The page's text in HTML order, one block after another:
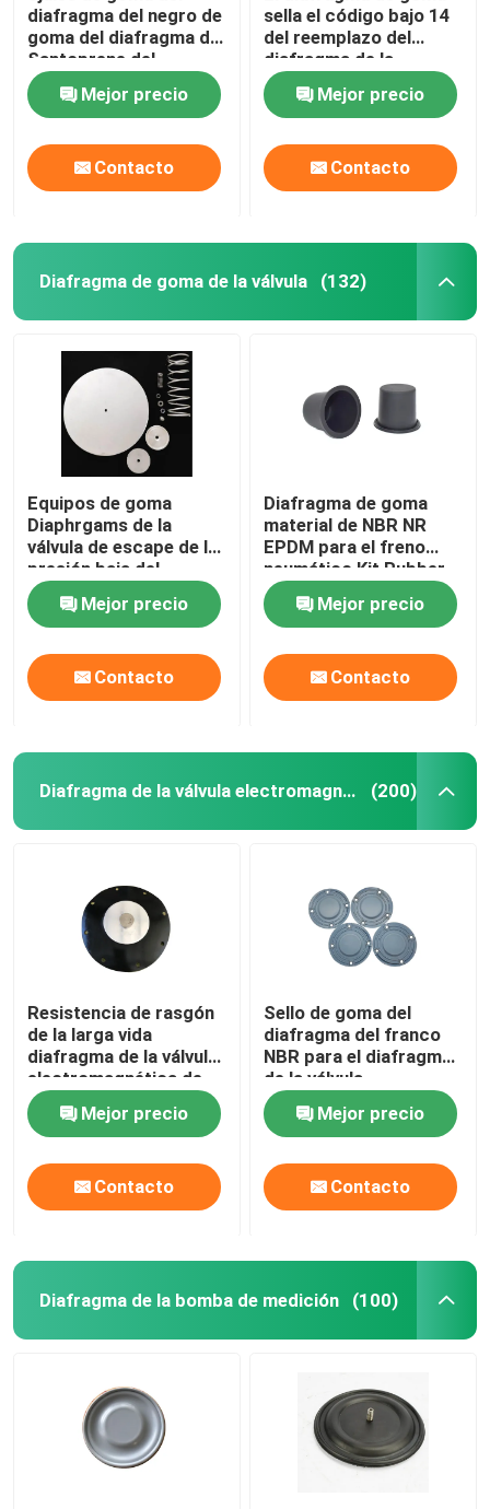
Válvula de pulso industrial
diafragma del negro de
goma del diafragma de
Santoprene del
diafragma de 0.5-inch
01101058 WILDEN
Mejor precio
Contacto
sella el código bajo 14
del reemplazo del
diafragma de la
permeabilidad de gas
EPDM Mejor precio
Contacto
Diafragma de goma de la válvula (132)
Equipos de goma
Diaphrgams de la
válvula de escape de la
presión baja del
diafragma de la válvula
material del CR
Mejor precio
Contacto
Diafragma de goma
material de NBR NR
EPDM para el freno
neumático Kit Rubber
Diaphragm
Mejor precio
Contacto
Diafragma de la válvula electromagnética (200)
Resistencia de rasgón
de la larga vida
diafragma de la válvula
electromagnética de
14 pulgadas para el
retiro de polvo de la
central eléctrica
Mejor precio
Contacto
Sello de goma del
diafragma del franco
NBR para el diafragma
de la válvula
electromagnética del
equipo del retiro de
polvo
Mejor precio
Contacto
Diafragma de la bomba de medición (100)